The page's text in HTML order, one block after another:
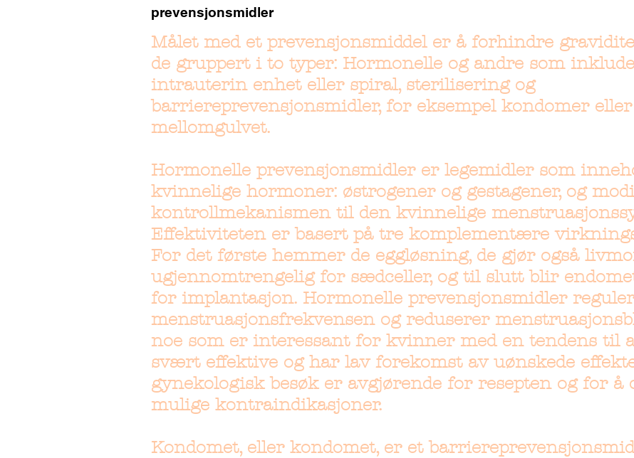
prevensjonsmidler
Målet med et prevensjonsmiddel er å forhindre
de gruppert i to typer: Hormonelle og andre som
intrauterin enhet eller spiral, sterilisering og
barriereprevensjonsmidler, for eksempel kondomer eller
mellomgulvet.
Hormonelle prevensjonsmidler er legemidler som
kvinnelige hormoner: østrogener og gestagener, og
kontrollmekanismen til den kvinnelige
Effektiviteten er basert på tre komplementære
For det første hemmer de eggløsning, de gjør også
ugjennomtrengelig for sædceller, og til slutt blir
for implantasjon. Hormonelle prevensjonsmidler
menstruasjonsfrekvensen og reduserer
noe som er interessant for kvinner med en tendens til
svært effektive og har lav forekomst av uønskede
gynekologisk besøk er avgjørende for resepten og for å
mulige kontraindikasjoner.
Kondomet, eller kondomet, er et